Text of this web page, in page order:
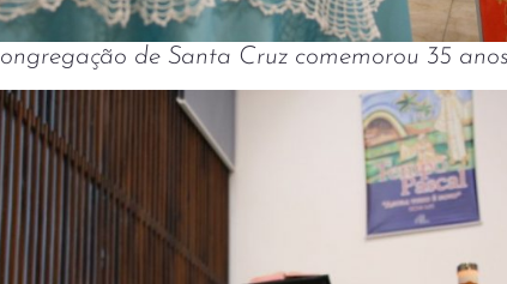
de Santa Cruz comemorou 35